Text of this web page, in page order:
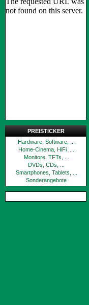
PREISTICKER
Hardware, Software, ...
Home-Cinema, HiFi ,...
Monitore, TFTs, ...
DVDs, CDs, ...
Smartphones, Tablets, ...
Sonderangebote